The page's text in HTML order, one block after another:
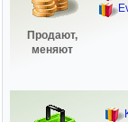
Продают,
меняют